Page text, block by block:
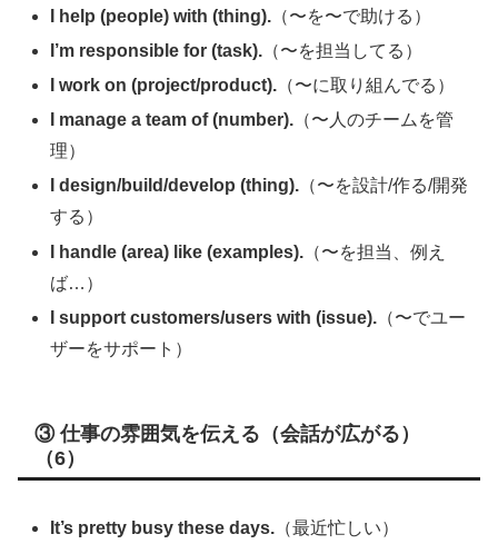
I help (people) with (thing). （〜を〜で助ける）
I’m responsible for (task). （〜を担当してる）
I work on (project/product). （〜に取り組んでる）
I manage a team of (number). （〜人のチームを管
理）
I design/build/develop (thing). （〜を設計/作る/開発
する）
I handle (area) like (examples). （〜を担当、例え
ば…）
I support customers/users with (issue). （〜でユー
ザーをサポート）
③ 仕事の雰囲気を伝える（会話が広がる）
（6）
It’s pretty busy these days. （最近忙しい）